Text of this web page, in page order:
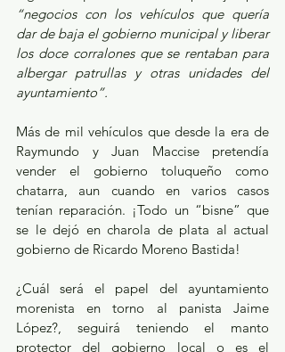
“negocios con los vehículos que quería
dar de baja el gobierno municipal y liberar
los doce corralones que se rentaban para
albergar patrullas y otras unidades del
ayuntamiento”.
Más de mil vehículos que desde la era de
Raymundo y Juan Maccise pretendía
vender el gobierno toluqueño como
chatarra, aun cuando en varios casos
tenían reparación. ¡Todo un “bisne” que
se le dejó en charola de plata al actual
gobierno de Ricardo Moreno Bastida!
¿Cuál será el papel del ayuntamiento
morenista en torno al panista Jaime
López?, seguirá teniendo el manto
protector del gobierno local o es el